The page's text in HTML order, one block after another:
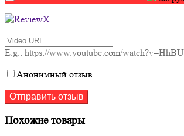
E.g.: https://www.youtube.com/
Анонимный отзыв
Похожие товары